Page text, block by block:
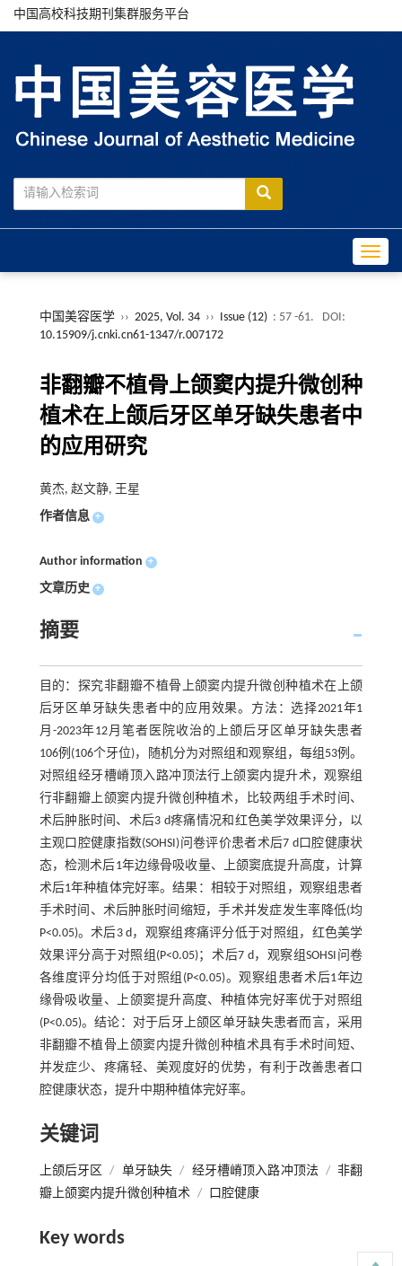
中国高校科技期刊集群服务平台
中国美容医学 ›› 2025, Vol. 34 ›› Issue (12) : 57 -61.
DOI:
10.15909/j.cnki.cn61-1347/r.007172
非翻瓣不植骨上颌窦内提升微创种
植术在上颌后牙区单牙缺失患者中
的应用研究
黄杰, 赵文静, 王星
作者信息 +
Author information +
文章历史 +
摘要
目的：探究非翻瓣不植骨上颌窦内提升微创种植术在上颌
后牙区单牙缺失患者中的应用效果。方法：选择2021年1
月-2023年12月笔者医院收治的上颌后牙区单牙缺失患者
106例(106个牙位)，随机分为对照组和观察组，每组53例。
对照组经牙槽嵴顶入路冲顶法行上颌窦内提升术，观察组
行非翻瓣上颌窦内提升微创种植术，比较两组手术时间、
术后肿胀时间、术后3 d疼痛情况和红色美学效果评分，以
主观口腔健康指数(SOHSI)问卷评价患者术后7 d口腔健康状
态，检测术后1年边缘骨吸收量、上颌窦底提升高度，计算
术后1年种植体完好率。结果：相较于对照组，观察组患者
手术时间、术后肿胀时间缩短，手术并发症发生率降低(均
P<0.05)。术后3 d，观察组疼痛评分低于对照组，红色美学
效果评分高于对照组(P<0.05)；术后7 d，观察组SOHSI问卷
各维度评分均低于对照组(P<0.05)。观察组患者术后1年边
缘骨吸收量、上颌窦提升高度、种植体完好率优于对照组
(P<0.05)。结论：对于后牙上颌区单牙缺失患者而言，采用
非翻瓣不植骨上颌窦内提升微创种植术具有手术时间短、
并发症少、疼痛轻、美观度好的优势，有利于改善患者口
腔健康状态，提升中期种植体完好率。
关键词
上颌后牙区 / 单牙缺失 / 经牙槽嵴顶入路冲顶法 / 非翻
瓣上颌窦内提升微创种植术 / 口腔健康
Key words